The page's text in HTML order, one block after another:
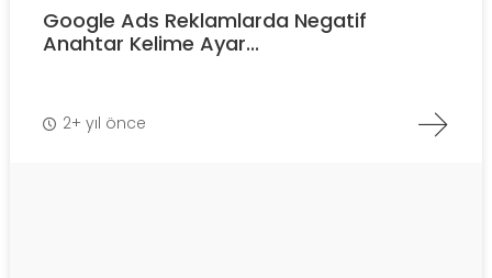
Google Ads Reklamlarda Negatif
Anahtar Kelime Ayar...
2+ yıl önce